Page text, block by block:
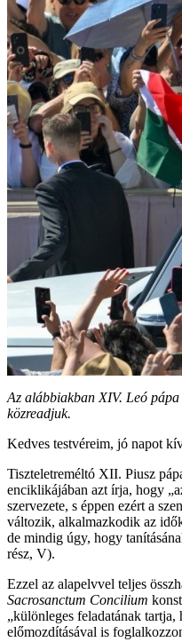
Az alábbiakban XIV. Leó pápa
közreadjuk.
Kedves testvéreim, jó napot
Tiszteletreméltó XII. Piusz
enciklikájában azt írja, hogy
szervezete, s éppen ezért a
változik, alkalmazkodik az
de mindig úgy, hogy
rész, V).
Ezzel az alapelvvel teljes
Sacrosanctum Concilium
„különleges feladatának
előmozdításával is